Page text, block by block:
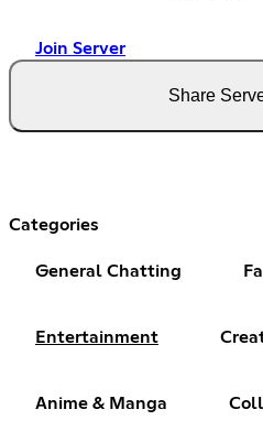
Join Server
Share
Categories
General Chatting
Entertainment
Anime & Manga